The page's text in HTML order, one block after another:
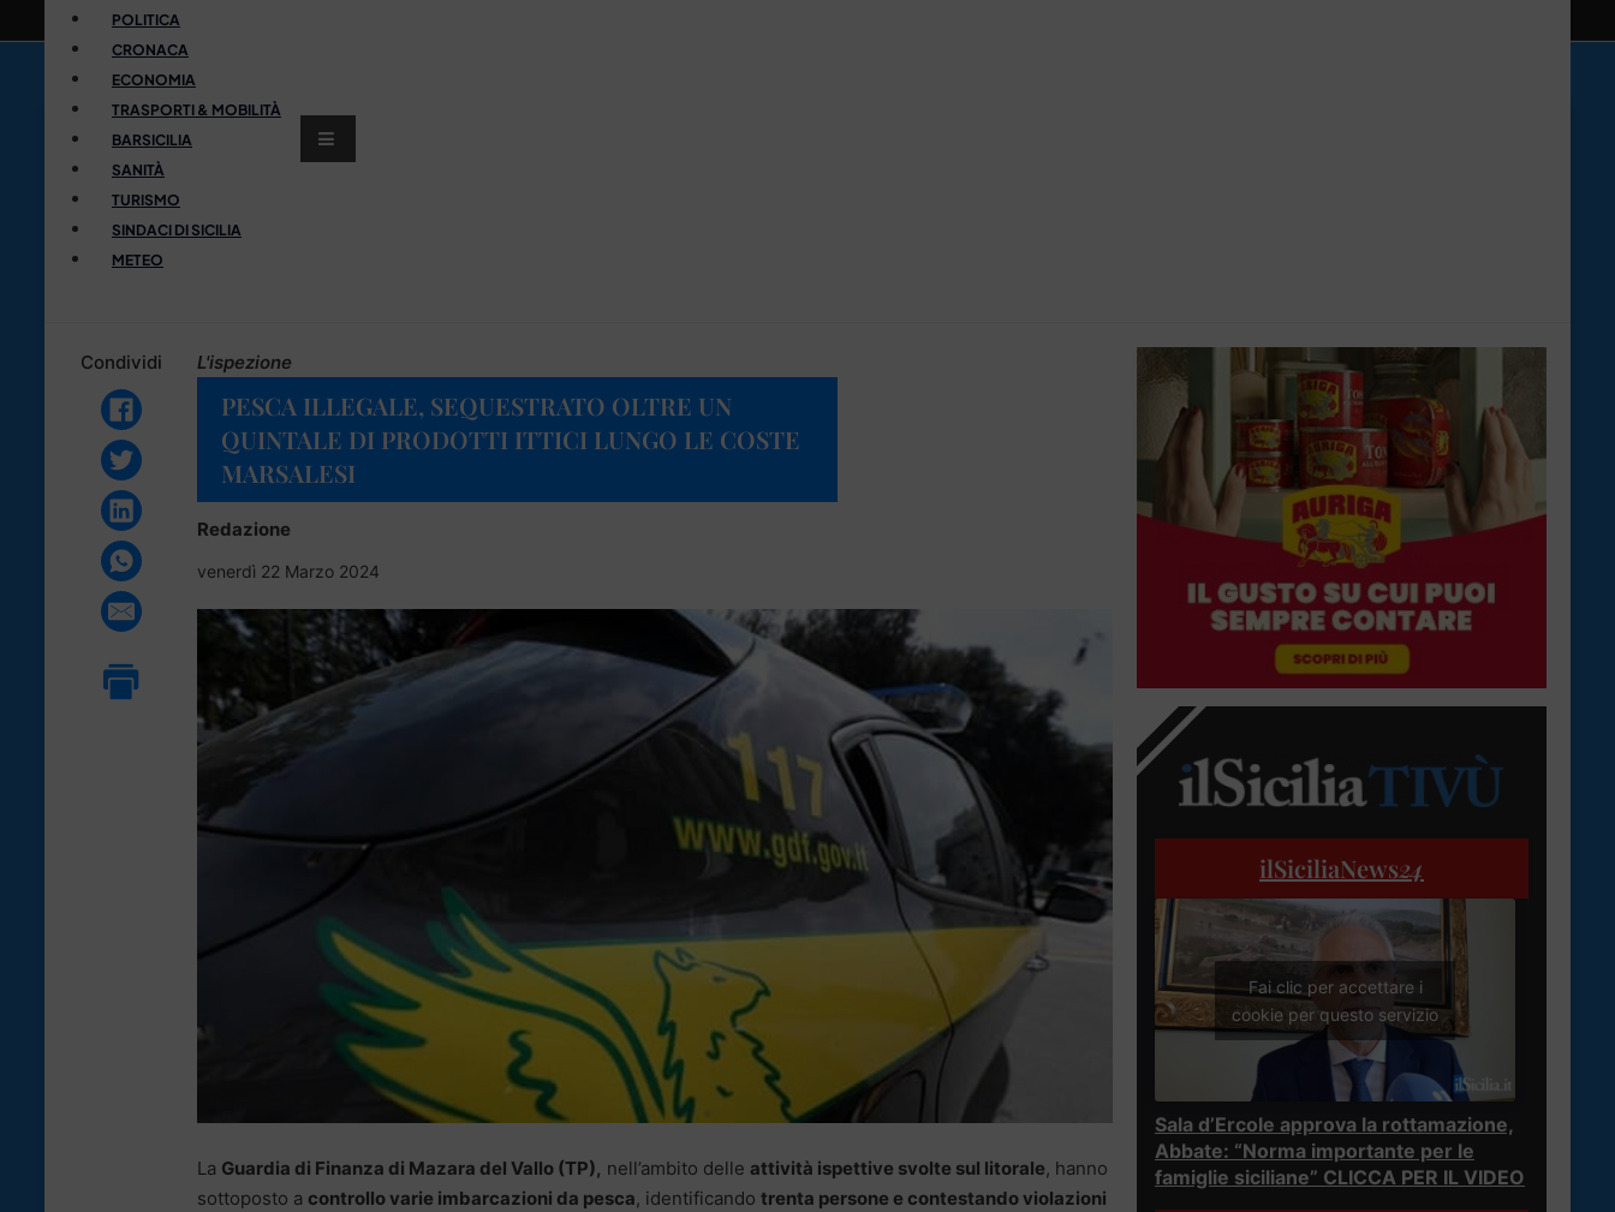
POLITICA
CRONACA
ECONOMIA
TRASPORTI & MOBILITÀ
BARSICILIA
SANITÀ
TURISMO
SINDACI DI SICILIA
METEO
Condividi L'ispezione
PESCA ILLEGALE, SEQUESTRATO OLTRE UN
QUINTALE DI PRODOTTI ITTICI LUNGO LE COSTE
MARSALESI
Redazione
venerdì 22 Marzo 2024
La Guardia di Finanza di Mazara del Vallo (TP), nell’ambito delle attività ispettive svolte sul litorale, hanno
sottoposto a controllo varie imbarcazioni da pesca, identificando trenta persone e contestando violazioni
ilSiciliaNews24
Fai clic per accettare i
cookie per questo servizio
Sala d’Ercole approva la rottamazione,
Abbate: “Norma importante per le
famiglie siciliane” CLICCA PER IL VIDEO